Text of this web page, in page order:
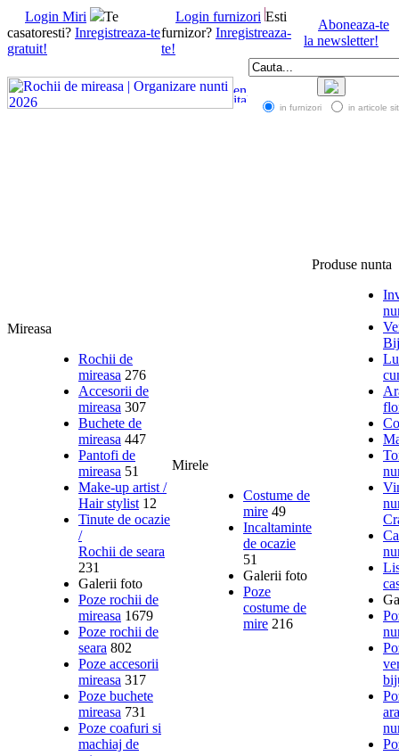
Login Miri
Te
casatoresti? Inregistreaza-te
gratuit!
Login furnizori Esti
furnizor? Inregistreaza-
te!
Aboneaza-te
la newsletter!
in furnizori in articole
Mireasa
Rochii de
mireasa 276
Accesorii de
mireasa 307
Buchete de
mireasa 447
Pantofi de
mireasa 51
Make-up artist /
Hair stylist 12
Tinute de ocazie
/
Rochii de seara
231
Galerii foto
Poze rochii de
mireasa 1679
Poze rochii de
seara 802
Poze accesorii
mireasa 317
Poze buchete
mireasa 731
Poze coafuri si
machiaj de
Mirele
Costume de
mire 49
Incaltaminte
de ocazie
51
Galerii foto
Poze
costume de
mire 216
Produse nunta